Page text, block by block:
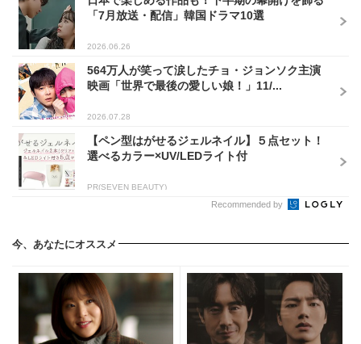
「7月放送・配信」韓国ドラマ10選
2026.06.26
564万人が笑って涙したチョ・ジョンソク主演
映画「世界で最後の愛しい娘！」11/...
2026.07.28
【ペン型はがせるジェルネイル】５点セット！
選べるカラー×UV/LEDライト付
PR(SEVEN BEAUTY)
Recommended by
今、あなたにオススメ